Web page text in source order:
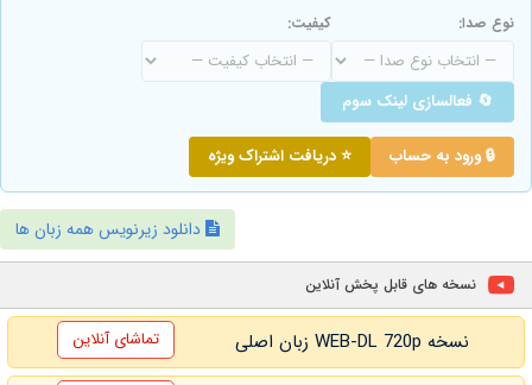
نوع صدا: کیفیت:
🔄 فعالسازی لینک سوم
🔒 ورود به حساب ⭐ دریافت اشتراک ویژه
دانلود زیرنویس همه زبان ها
نسخه های قابل پخش آنلاین
نسخه WEB-DL 720p زبان اصلی تماشای آنلاین